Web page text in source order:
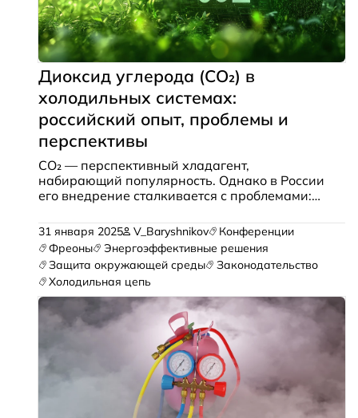
Диоксид углерода (CO₂) в
холодильных системах:
российский опыт, проблемы и
перспективы
CO₂ — перспективный хладагент,
набирающий популярность. Однако в России
его внедрение сталкивается с проблемами:
специалистов и отсутствие нормативной базы.
При этом ужесточение экологических норм и
сокращение фреонов делают переход на CO₂
неизбежным…
31 января 2025 V_Baryshnikov
Конференции
Фреоны
Энергоэффективные решения
Защита окружающей среды
Законодательство
Холодильная цепь